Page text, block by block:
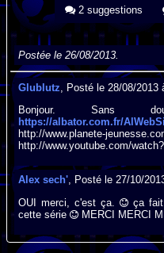
2 suggestions
Postée le 26/08/2013.
Glublutz , Posté le 28/08/2013
Bonjour. Sans
https://albator.com.fr/
http://www.planete-
http://www.youtube.com/
Alex sech', Posté le 27/10/
OUI merci, c'est ça.
ça fait
cette série
MERCI MERCI